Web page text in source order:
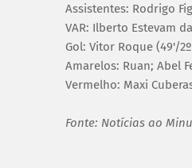
Assistentes: Rodrigo
VAR: Ilberto Estevam
Gol: Vitor Roque (49'/
Amarelos: Ruan; Abel
Vermelho: Maxi
Fonte: Notícias ao